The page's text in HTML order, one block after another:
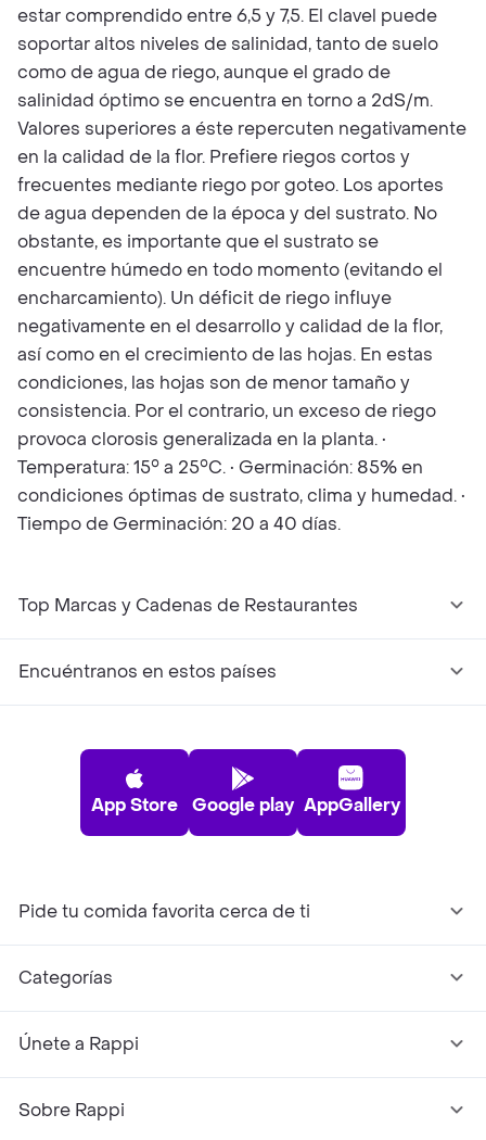
estar comprendido entre 6,5 y 7,5. El clavel puede
soportar altos niveles de salinidad, tanto de suelo
como de agua de riego, aunque el grado de
salinidad óptimo se encuentra en torno a 2dS/m.
Valores superiores a éste repercuten negativamente
en la calidad de la flor. Prefiere riegos cortos y
frecuentes mediante riego por goteo. Los aportes
de agua dependen de la época y del sustrato. No
obstante, es importante que el sustrato se
encuentre húmedo en todo momento (evitando el
encharcamiento). Un déficit de riego influye
negativamente en el desarrollo y calidad de la flor,
así como en el crecimiento de las hojas. En estas
condiciones, las hojas son de menor tamaño y
consistencia. Por el contrario, un exceso de riego
provoca clorosis generalizada en la planta. •
Temperatura: 15° a 25°C. • Germinación: 85% en
condiciones óptimas de sustrato, clima y humedad. •
Tiempo de Germinación: 20 a 40 días.
Top Marcas y Cadenas de Restaurantes
Encuéntranos en estos países
App Store Google play AppGallery
Pide tu comida favorita cerca de ti
Categorías
Únete a Rappi
Sobre Rappi